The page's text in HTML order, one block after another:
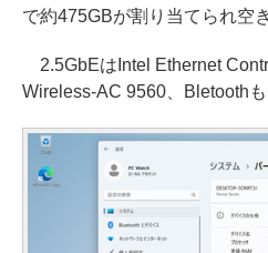
で約475GBが割り当てられ空
2.5GbEはIntel Ethernet
Wireless-AC 9560、Bletoothも